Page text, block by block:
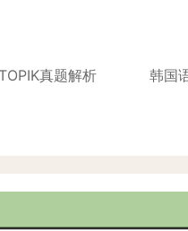
TOPIK真题解析 韩国